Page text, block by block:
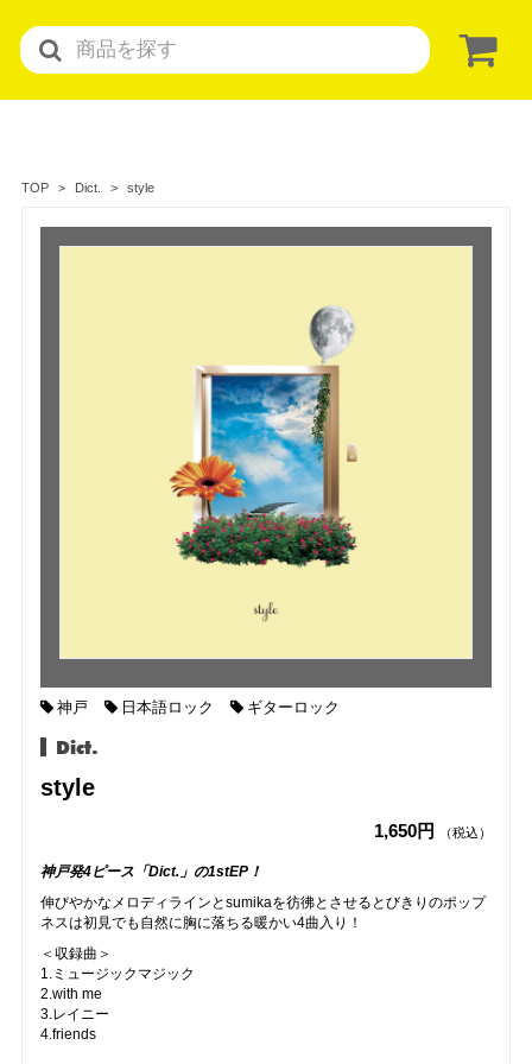
TOP Dict. style
神戸 日本語ロック ギターロック
Dict.
style
1,650円 （税込）
神戸発4ピース「Dict.」の1stEP！
伸びやかなメロディラインとsumikaを彷彿とさせるとびきりのポップ
ネスは初見でも自然に胸に落ちる暖かい4曲入り！
＜収録曲＞
1.ミュージックマジック
2.with me
3.レイニー
4.friends